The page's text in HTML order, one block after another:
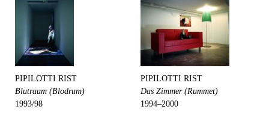
PIPILOTTI RIST
Blutraum (Blodrum)
1993/98
PIPILOTTI RIST
Das Zimmer (Rummet)
1994–2000